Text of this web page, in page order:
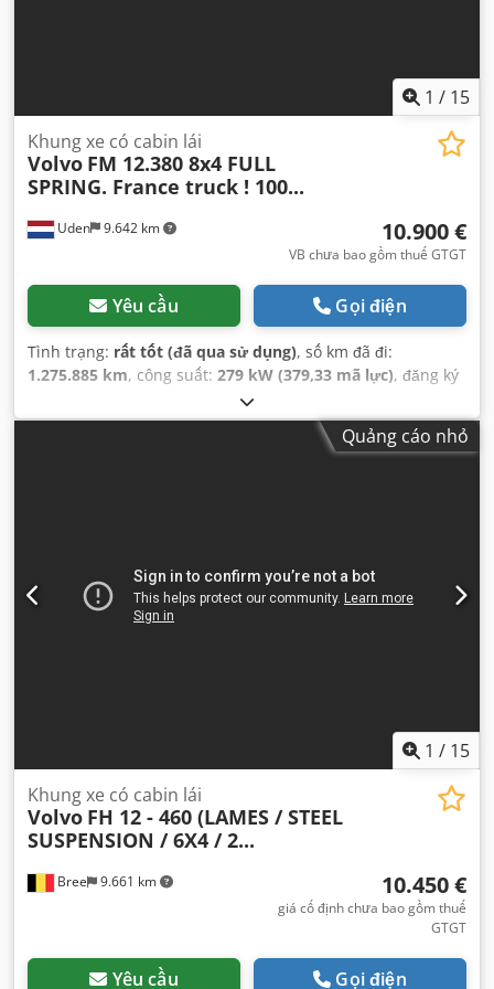
1 / 15
Uden 9.642 km
Khung xe có cabin lái
Volvo FM 12.380 8x4 FULL
SPRING. France truck ! 100...
10.900 €
VB chưa bao gồm thuế GTGT
Yêu cầu Gọi điện
Tình trạng: rất tốt (đã qua sử dụng), số km đã đi:
1.275.885 km, công suất: 279 kW (379,33 mã lực), đăng ký
, loại nhiên liệu:
315/80 R22.5, cấu hình trục:8x4, nhiên liệu:diesel, phanh:
ca-bin ban ngày , loại truyền
khí
Quảng cáo nhỏ
1 / 15
Bree 9.661 km
Khung xe có cabin lái
Volvo FH 12 - 460 (LAMES / STEEL
SUSPENSION / 6X4 / 2...
10.450 €
giá cố định chưa bao gồm thuế
GTGT
Yêu cầu Gọi điện